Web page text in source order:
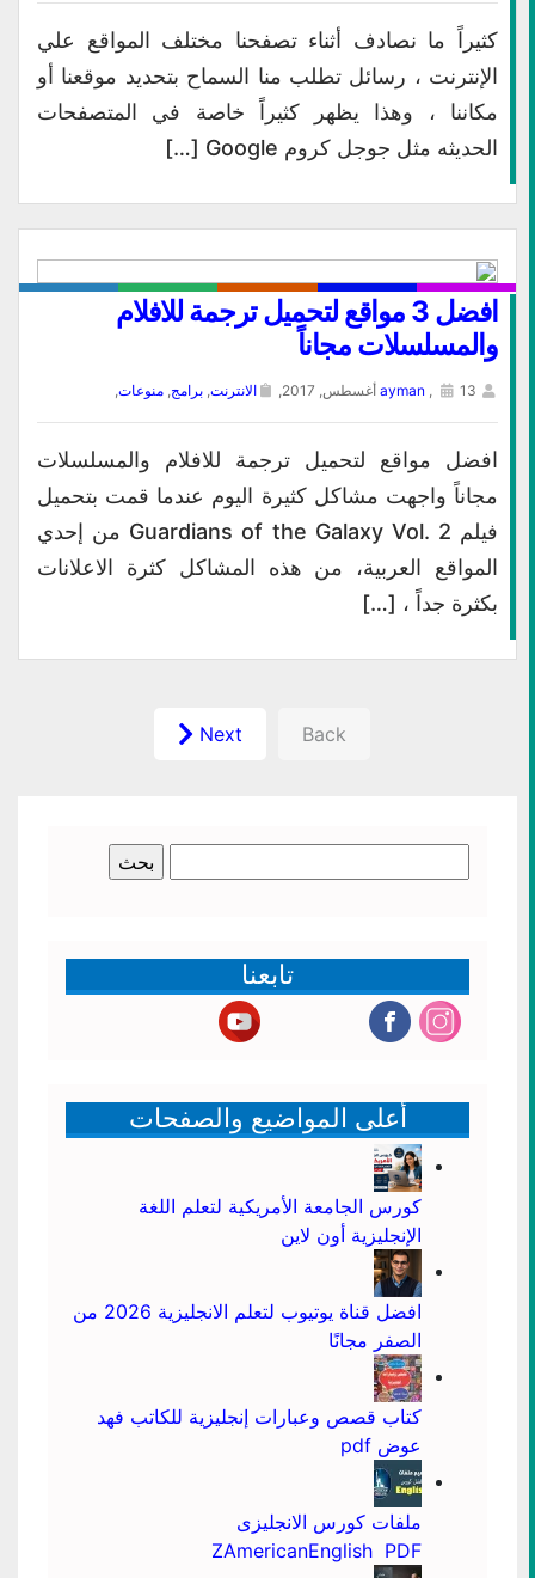
كثيراً ما نصادف أثناء تصفحنا مختلف المواقع علي
الإنترنت ، رسائل تطلب منا السماح بتحديد موقعنا أو
مكاننا ، وهذا يظهر كثيراً خاصة في المتصفحات
الحديثه مثل جوجل كروم Google […]
افضل 3 مواقع لتحميل ترجمة للافلام
والمسلسلات مجاناً
ayman , 13 أغسطس, 2017, الانترنت, برامج, منوعات,
افضل مواقع لتحميل ترجمة للافلام والمسلسلات
مجاناً واجهت مشاكل كثيرة اليوم عندما قمت بتحميل
فيلم Guardians of the Galaxy Vol. 2 من إحدي
المواقع العربية، من هذه المشاكل كثرة الاعلانات
بكثرة جداً ، […]
Back
Next
عن:
تابعنا
أعلى المواضيع والصفحات
كورس الجامعة الأمريكية لتعلم اللغة
الإنجليزية أون لاين
افضل قناة يوتيوب لتعلم الانجليزية 2026 من
الصفر مجانًا
كتاب قصص وعبارات إنجليزية للكاتب فهد
عوض pdf
ملفات كورس الانجليزى
ZAmericanEnglish PDF